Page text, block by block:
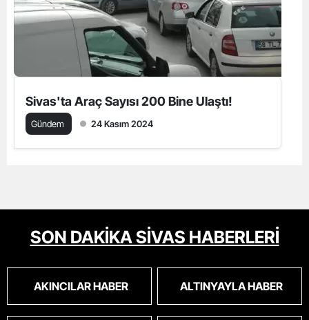
Sivas'ta Araç Sayısı 200 Bine Ulaştı!
Gündem 24 Kasım 2024
SON DAKİKA SİVAS HABERLERİ
AKINCILAR HABER ALTINYAYLA HABER